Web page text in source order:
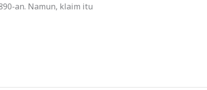
an. Namun, klaim itu